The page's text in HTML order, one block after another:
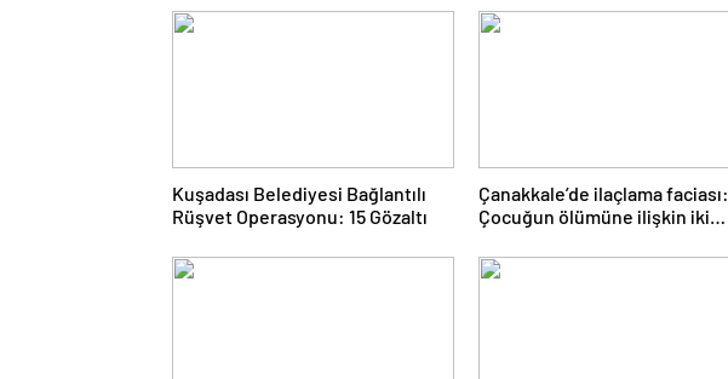
Kuşadası Belediyesi Bağlantılı
Rüşvet Operasyonu: 15 Gözaltı
Çanakkale’de ilaçlama faciası:
Çocuğun ölümüne ilişkin iki